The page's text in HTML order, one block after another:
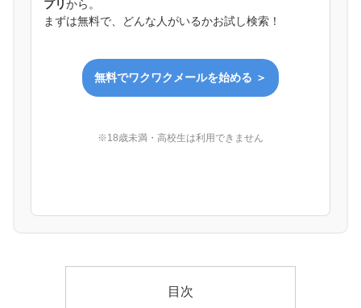
プリから。
まずは無料で、どんな人がいるかお試し検索！
無料でワクワクメールを始める ＞
※18歳未満・高校生は利用できません
目次